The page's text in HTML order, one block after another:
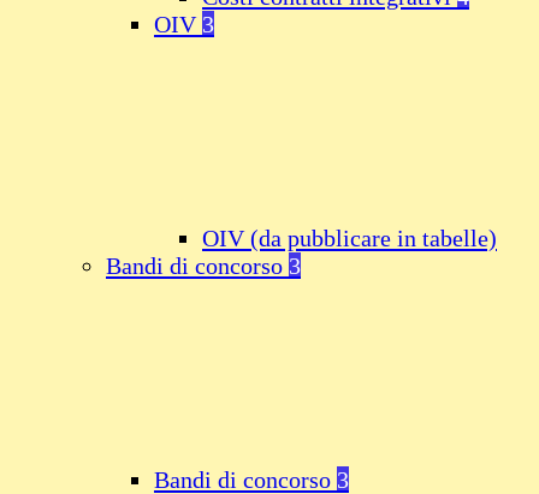
OIV 3
OIV (da pubblicare in tabelle)
Bandi di concorso 3
Bandi di concorso 3